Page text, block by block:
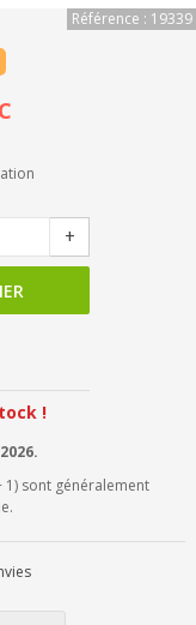
Référence : 19339
+
!
1) sont généralement